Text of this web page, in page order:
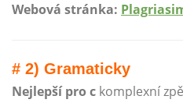
Webová stránka:
# 2) Gramaticky
Nejlepší pro c komplexní